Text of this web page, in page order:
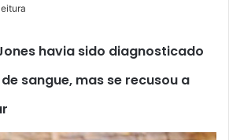
havia sido diagnosticado
sangue, mas se recusou a